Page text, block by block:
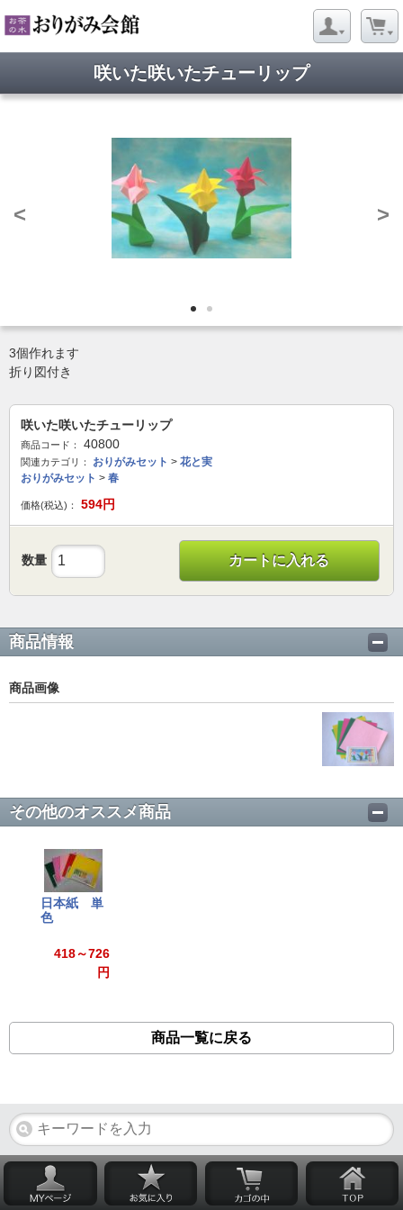
咲いた咲いたチューリップ
< >
3個作れます
折り図付き
咲いた咲いたチューリップ
商品コード： 40800
関連カテゴリ： おりがみセット > 花と実
おりがみセット > 春
価格(税込)： 594円
数量 カートに入れる
商品情報
商品画像
その他のオススメ商品
日本紙 単
色
418～726
円
商品一覧に戻る